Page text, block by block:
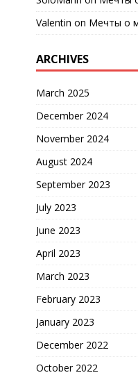
Valentin on Мечты о
ARCHIVES
March 2025
December 2024
November 2024
August 2024
September 2023
July 2023
June 2023
April 2023
March 2023
February 2023
January 2023
December 2022
October 2022